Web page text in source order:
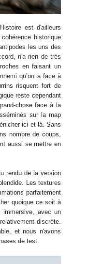
est d'ailleurs
historique
l es uns des
n'a rien de très
en faisant un
qu’on a face à
risquent fort de
reste cependant
chose face à la
sur l a map
ici et là. Sans
nombre de coups,
aussi se mettre en
rendu de la version
Les textures
parfaitement
quoique ce soit à
immersive, avec un
relativement discrète.
et nous n'avons
de test.